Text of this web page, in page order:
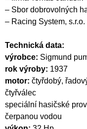
– Sbor dobrovolných
– Racing System,
Technická data:
výrobce: Sigmund
rok výroby: 1937
motor: čtyřdobý,
čtyřválec
speciální hasičské
čerpanou vodou